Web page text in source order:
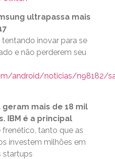
ultrapassa mais
inovar para se
e não perderem seu
android/noticias/n98182/
mais de 18 mil
IBM é a principal
tanto que as
investem milhões em
startups